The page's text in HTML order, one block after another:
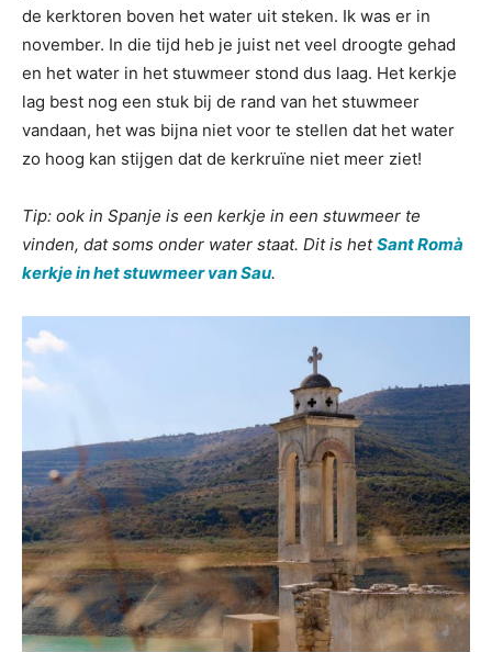
de kerktoren boven het water uit steken. Ik was er in
november. In die tijd heb je juist net veel droogte gehad
en het water in het stuwmeer stond dus laag. Het kerkje
lag best nog een stuk bij de rand van het stuwmeer
vandaan, het was bijna niet voor te stellen dat het water
zo hoog kan stijgen dat de kerkruïne niet meer ziet!
Tip: ook in Spanje is een kerkje in een stuwmeer te
vinden, dat soms onder water staat. Dit is hetSant Romà
kerkje in het stuwmeer van Sau.